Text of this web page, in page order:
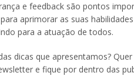
e feedback são pontos
aprimorar as suas
para a atuação de todos.
dicas que apresentamos?
e fique por dentro das